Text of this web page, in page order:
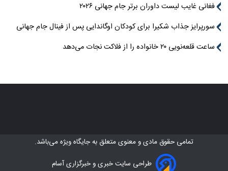
فغانی غایب لیست داوران برتر جام جهانی ۲۰۲۶
سورپرایز جذاب شکیرا برای کودکان اوگاندایی پس از فینال جام جهانی
ساعت قلعه‌نویی ۲۰ خانواده را از فلاکت نجات می‌دهد
تمامی حقوق مادی و معنوی متعلق بهجایگاه ویژهمی‌باشد.
طراحی سایت خبری و خبرگزاری آسام